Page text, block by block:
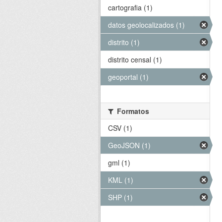
cartografia (1)
datos geolocalizados (1)
distrito (1)
distrito censal (1)
geoportal (1)
Formatos
CSV (1)
GeoJSON (1)
gml (1)
KML (1)
SHP (1)